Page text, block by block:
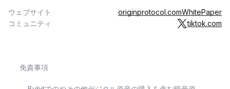
ウェブサイト originprotocol.comWhitePaper
コミュニティ
tiktok.com
免責事項